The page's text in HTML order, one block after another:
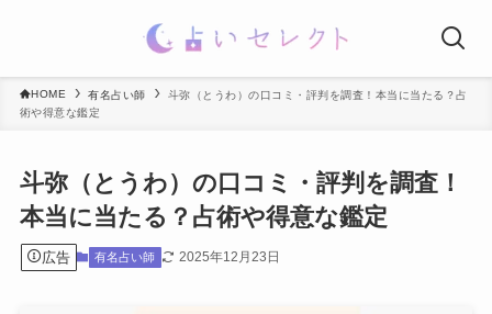
HOME 有名占い師
斗弥（とうわ）の口コミ・評判を調査！本当に当たる？占
術や得意な鑑定
斗弥（とうわ）の口コミ・評判を調査！
本当に当たる？占術や得意な鑑定
広告 有名占い師 2025年12月23日